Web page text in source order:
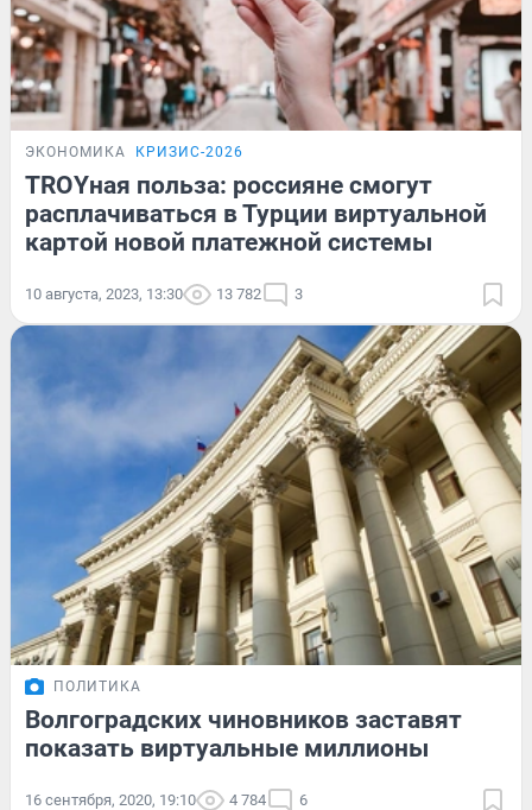
ЭКОНОМИКА КРИЗИС-2026
TROYная польза: россияне смогут
расплачиваться в Турции виртуальной
картой новой платежной системы
10 августа, 2023, 13:30 13 782 3
ПОЛИТИКА
Волгоградских чиновников заставят
показать виртуальные миллионы
16 сентября, 2020, 19:10 4 784 6